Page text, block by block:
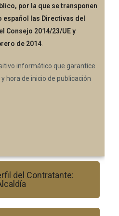
por la que se transponen
las Directivas del
Consejo 2014/23/UE y
de 2014
informático que garantice
hora de inicio de publicación
del Contratante: